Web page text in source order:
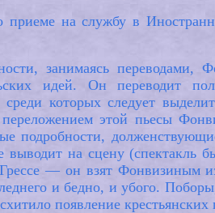
на службу в
занимаясь переводами,
идей. Он переводит
среди которых следует
этой пьесы
подробности,
на сцену (спектакль
— он взят Фонвизиным
и бедно, и убого.
появление